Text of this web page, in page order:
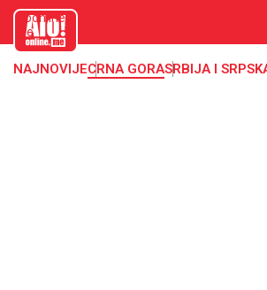
aloonline.
me
NAJNOVIJECRNA GORASRBIJA I